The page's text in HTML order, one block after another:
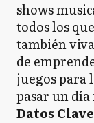
shows
todos los
también
de
juegos para
pasar un
Datos